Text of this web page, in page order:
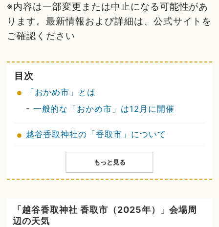
※内容は一部変更または中止になる可能性があ
ります。最新情報および詳細は、公式サイトを
ご確認ください
目次
「おかめ市」とは
- 一般的な「おかめ市」は12月に開催
越谷香取神社の「香取市」について
もっと見る
「越谷香取神社 香取市（2025年）」会場周
辺の天気